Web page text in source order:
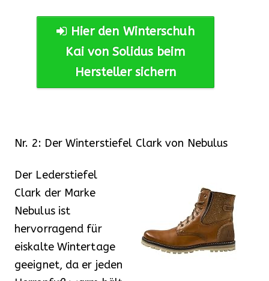
Hier den Winterschuh
Kai von Solidus beim
Hersteller sichern
Nr. 2: Der Winterstiefel Clark von Nebulus
Der Lederstiefel
Clark der Marke
Nebulus ist
hervorragend für
eiskalte Wintertage
geeignet, da er jeden